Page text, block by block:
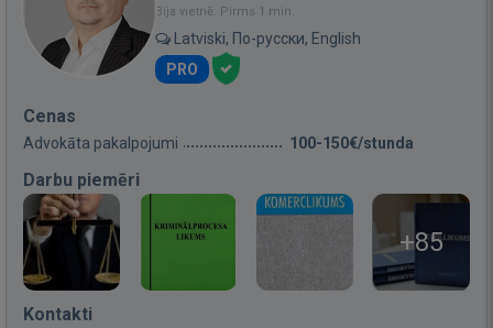
Bija vietnē: Pirms 1 min.
Latviski, По-русски, English
PRO
Cenas
Advokāta pakalpojumi 100-150€/stunda
Darbu piemēri
+85
Kontakti